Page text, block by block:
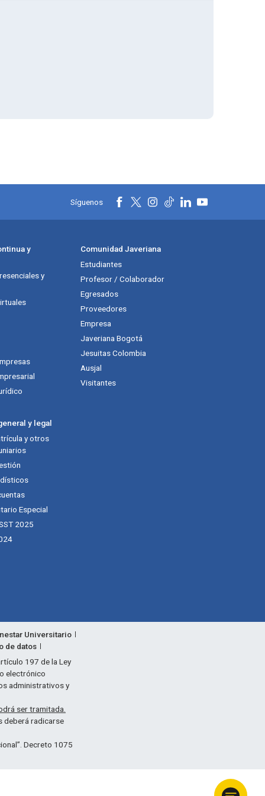
Síguenos
y
y
Comunidad Javeriana
Estudiantes
Profesor / Colaborador
Egresados
Proveedores
Empresa
Javeriana Bogotá
Jesuitas Colombia
Ausjal
Visitantes
y legal
y otros
Especial
2025
Universitario
de datos
197 de la Ley
electrónico
administrativos y
ser tramitada.
deberá radicarse
Decreto 1075